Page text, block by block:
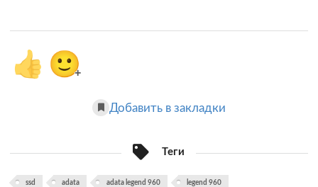
👍 🙂+
Добавить в закладки
Теги
ssd adata adata legend 960 legend 960